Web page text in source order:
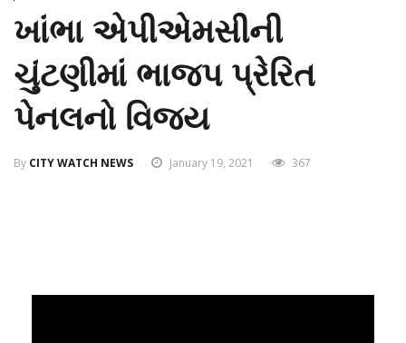
ખાંભા એપીએમસીની
ચુંટણીમાં ભાજપ પ્રેરિત
પેનલનો વિજય
By CITY WATCH NEWS January 19, 2021 367